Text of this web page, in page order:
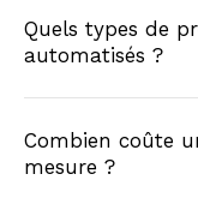
Quels types de
automatisés ?
Combien coûte
mesure ?